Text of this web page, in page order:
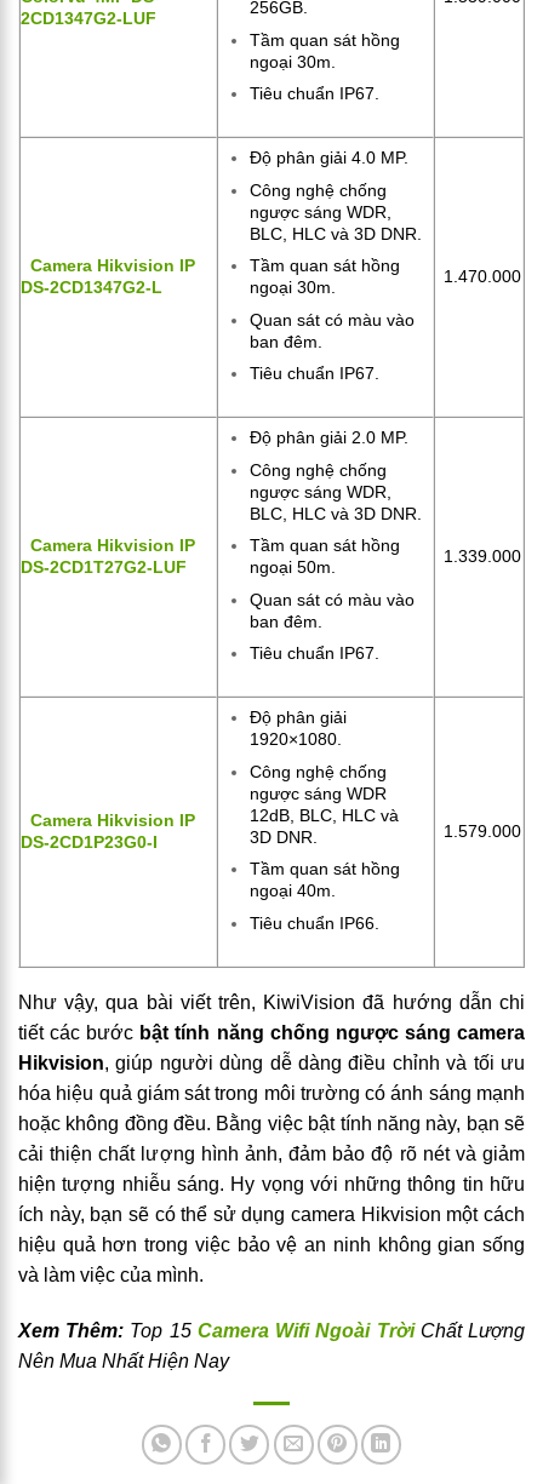
2CD1347G2-LUF
256GB.
Tầm quan sát hồng
ngoại 30m.
Tiêu chuẩn IP67.
Camera Hikvision IP
DS-2CD1347G2-L
Độ phân giải 4.0 MP.
Công nghệ chống
ngược sáng WDR,
BLC, HLC và 3D DNR.
Tầm quan sát hồng
ngoại 30m.
Quan sát có màu vào
ban đêm.
Tiêu chuẩn IP67.
1.470.000
Camera Hikvision IP
DS-2CD1T27G2-LUF
Độ phân giải 2.0 MP.
Công nghệ chống
ngược sáng WDR,
BLC, HLC và 3D DNR.
Tầm quan sát hồng
ngoại 50m.
Quan sát có màu vào
ban đêm.
Tiêu chuẩn IP67.
1.339.000
Camera Hikvision IP
DS-2CD1P23G0-I
Độ phân giải
1920×1080.
Công nghệ chống
ngược sáng WDR
12dB, BLC, HLC và
3D DNR.
Tầm quan sát hồng
ngoại 40m.
Tiêu chuẩn IP66.
1.579.000
Như vậy, qua bài viết trên, KiwiVision đã hướng dẫn chi
tiết các bước bật tính năng chống ngược sáng camera
Hikvision, giúp người dùng dễ dàng điều chỉnh và tối ưu
hóa hiệu quả giám sát trong môi trường có ánh sáng mạnh
hoặc không đồng đều. Bằng việc bật tính năng này, bạn sẽ
cải thiện chất lượng hình ảnh, đảm bảo độ rõ nét và giảm
hiện tượng nhiễu sáng. Hy vọng với những thông tin hữu
ích này, bạn sẽ có thể sử dụng camera Hikvision một cách
hiệu quả hơn trong việc bảo vệ an ninh không gian sống
và làm việc của mình.
Xem Thêm: Top 15 Camera Wifi Ngoài Trời Chất Lượng
Nên Mua Nhất Hiện Nay